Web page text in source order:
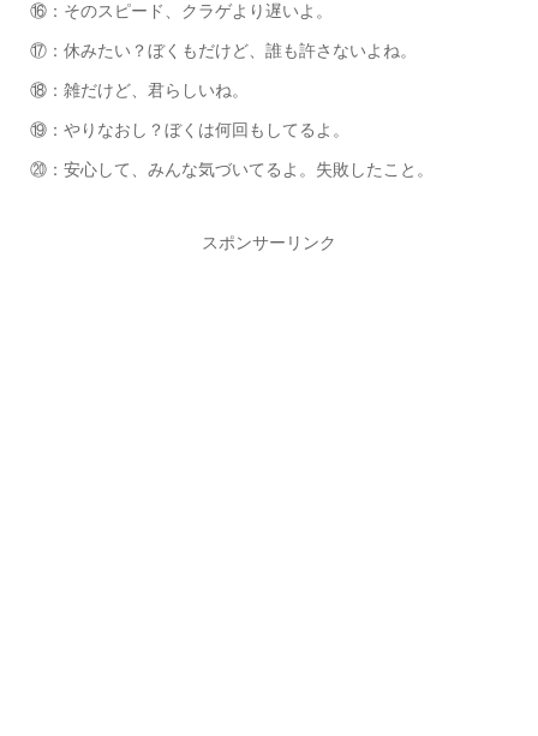
⑯：そのスピード、クラゲより遅いよ。
⑰：休みたい？ぼくもだけど、誰も許さないよね。
⑱：雑だけど、君らしいね。
⑲：やりなおし？ぼくは何回もしてるよ。
⑳：安心して、みんな気づいてるよ。失敗したこと。
スポンサーリンク